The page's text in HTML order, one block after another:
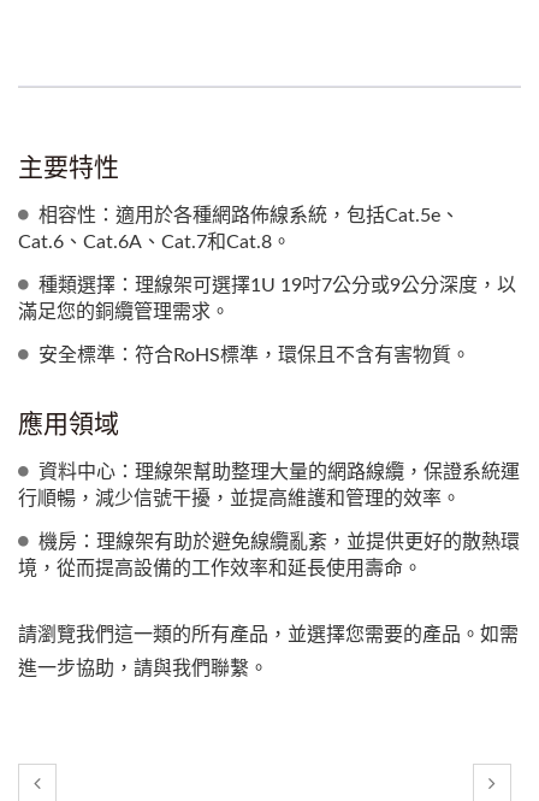
主要特性
相容性：適用於各種網路佈線系統，包括Cat.5e、
Cat.6、Cat.6A、Cat.7和Cat.8。
種類選擇：理線架可選擇1U 19吋7公分或9公分深度，以
滿足您的銅纜管理需求。
安全標準：符合RoHS標準，環保且不含有害物質。
應用領域
資料中心：理線架幫助整理大量的網路線纜，保證系統運
行順暢，減少信號干擾，並提高維護和管理的效率。
機房：理線架有助於避免線纜亂紊，並提供更好的散熱環
境，從而提高設備的工作效率和延長使用壽命。
請瀏覽我們這一類的所有產品，並選擇您需要的產品。如需
進一步協助，請與我們聯繫。